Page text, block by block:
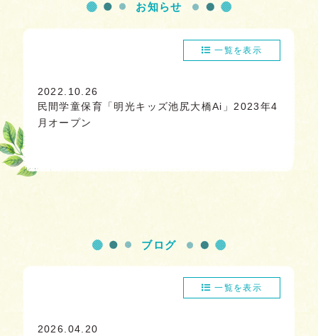
お知らせ
一覧を表示
2022.10.26
民間学童保育「明光キッズ池尻大橋Ai」2023年4
月オープン
ブログ
一覧を表示
2026.04.20